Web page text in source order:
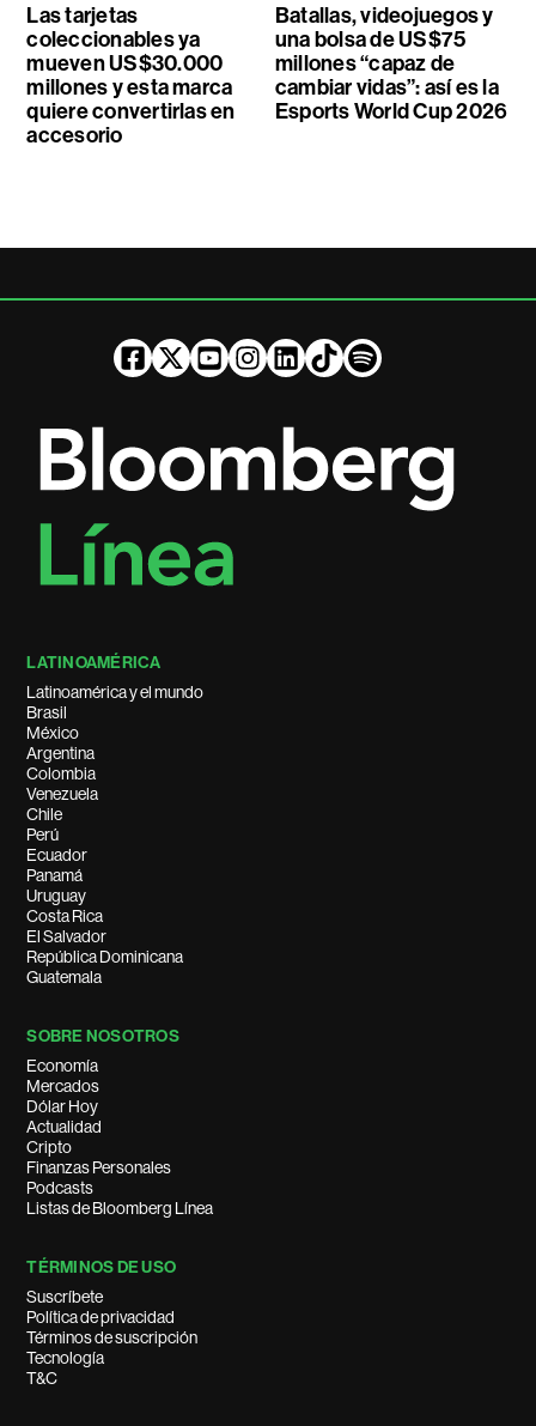
Las tarjetas
coleccionables ya
mueven US$30.000
millones y esta marca
quiere convertirlas en
accesorio
Batallas, videojuegos y
una bolsa de US$75
millones “capaz de
cambiar vidas”: así es la
Esports World Cup 2026
LATINOAMÉRICA
Latinoamérica y el mundo
Brasil
México
Argentina
Colombia
Venezuela
Chile
Perú
Ecuador
Panamá
Uruguay
Costa Rica
El Salvador
República Dominicana
Guatemala
SOBRE NOSOTROS
Economía
Mercados
Dólar Hoy
Actualidad
Cripto
Finanzas Personales
Podcasts
Listas de Bloomberg Línea
TÉRMINOS DE USO
Suscríbete
Política de privacidad
Términos de suscripción
Tecnología
T&C